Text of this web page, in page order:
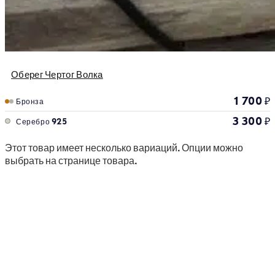
Оберег Чертог Волка
Бронза 1 700₽
Серебро 925 3 300₽
Этот товар имеет несколько вариаций. Опции можно
выбрать на странице товара.